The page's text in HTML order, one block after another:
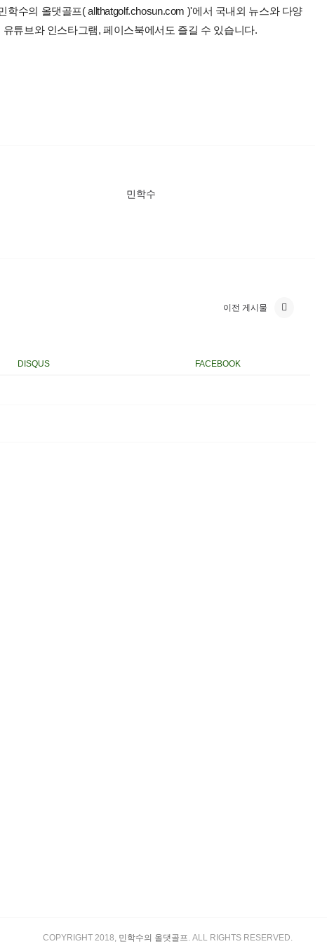
학수의 올댓골프( allthatgolf.chosun.com )'에서 국내외 뉴스와 다양
튜브와 인스타그램, 페이스북에서도 즐길 수 있습니다.
민학수
이전 게시물
DISQUS FACEBOOK
COPYRIGHT 2018, 민학수의 올댓골프. ALL RIGHTS RESERVED.